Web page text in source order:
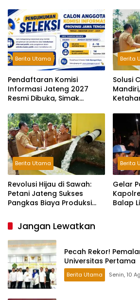
Berita Utama
Pendaftaran Komisi
Informasi Jateng 2027
Resmi Dibuka, Simak
Berita
Solusi
Pompa
Berita Utama
Revolusi Hijau di Sawah:
Petani Jateng Sukses
Pangkas Biaya Produksi
Berita
Gelar
Balap
Jangan Lewatkan
Pecah Rekor!
Universitas Pertama
Berita Utama Senin, 10